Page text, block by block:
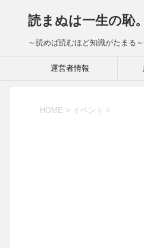
読まぬは一生の恥。
～読めば読むほど知識がたまる～
運営者情報
HOME > イベント >